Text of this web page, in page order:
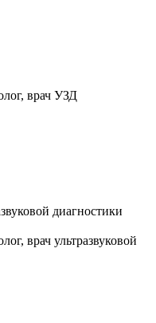
врач УЗД
диагностики
врач ультразвуковой